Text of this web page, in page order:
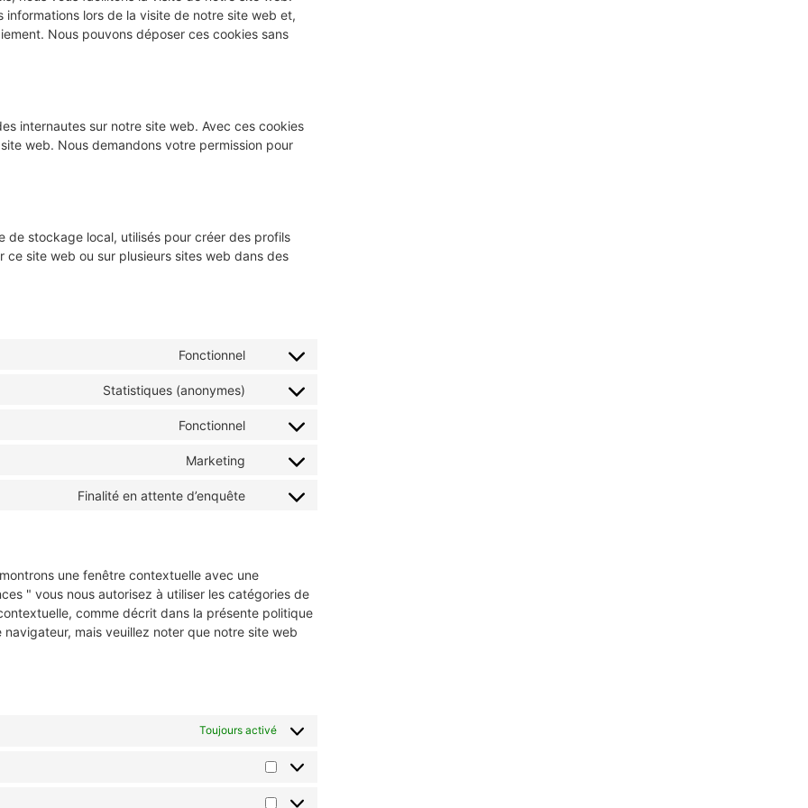
informations lors de la visite de notre site web et,
Nous pouvons déposer ces cookies sans
internautes sur notre site web. Avec ces cookies
web. Nous demandons votre permission pour
de stockage local, utilisés pour créer des profils
site web ou sur plusieurs sites web dans des
Fonctionnel
Statistiques (anonymes)
Fonctionnel
Marketing
Finalité en attente d’enquête
une fenêtre contextuelle avec une
" vous nous autorisez à utiliser les catégories de
comme décrit dans la présente politique
mais veuillez noter que notre site web
Toujours activé